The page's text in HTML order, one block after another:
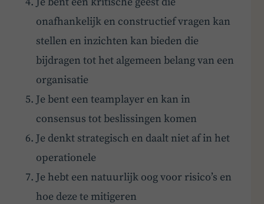
onafhankelijk en constructief vragen kan
stellen en inzichten kan bieden die
bijdragen tot het algemeen belang van een
organisatie
Je bent een teamplayer en kan in
consensus tot beslissingen komen
Je denkt strategisch en daalt niet af in het
operationele
Je hebt een natuurlijk oog voor risico’s en
hoe deze te mitigeren